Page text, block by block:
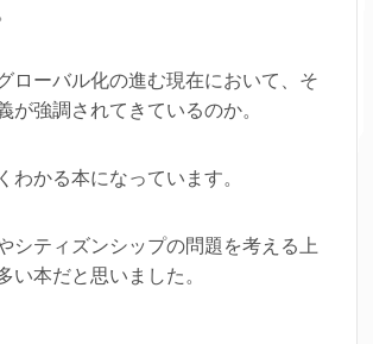
ローバル化の進む現在において、そ
が強調されてきているのか。
わかる本になっています。
シティズンシップの問題を考える上
い本だと思いました。